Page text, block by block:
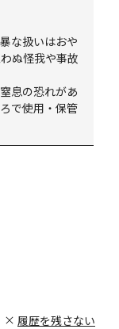
な扱いはおや
ぬ怪我や事故
息の恐れがあ
で使用・保管
履歴を残さない